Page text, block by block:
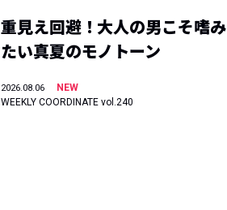
重見え回避！大人の男こそ嗜み
たい真夏のモノトーン
2026.08.06
NEW
WEEKLY COORDINATE vol.240